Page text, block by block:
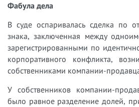
Фабула дела
В суде оспаривалась сделка по
знака, заключенная между
зарегистрированными по
корпоративного конфликта,
собственниками компании-
У собственников компании-
было равное разделение долей,